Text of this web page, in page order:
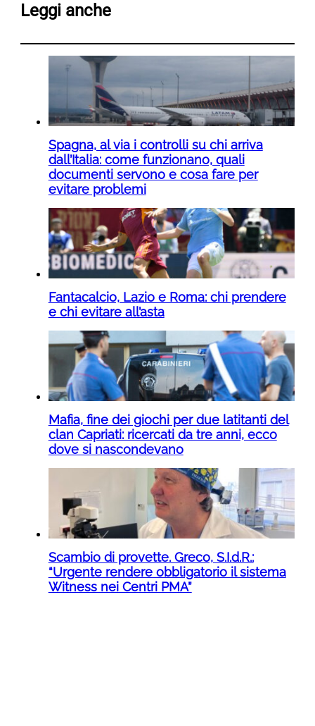
Leggi anche
Spagna, al via i controlli su chi arriva
dall’Italia: come funzionano, quali
documenti servono e cosa fare per
evitare problemi
Fantacalcio, Lazio e Roma: chi prendere
e chi evitare all’asta
Mafia, fine dei giochi per due latitanti del
clan Capriati: ricercati da tre anni, ecco
dove si nascondevano
Scambio di provette. Greco, S.I.d.R.:
“Urgente rendere obbligatorio il sistema
Witness nei Centri PMA”